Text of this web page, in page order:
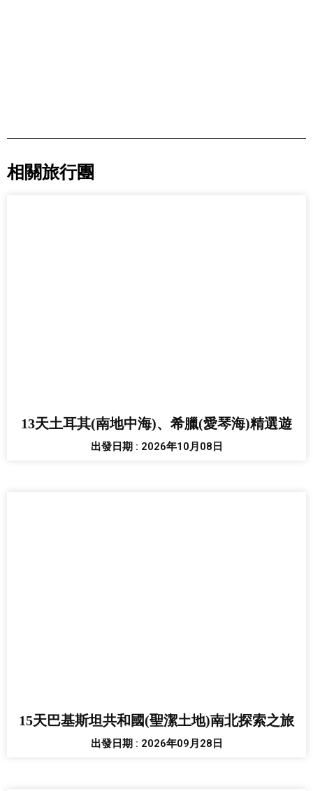
相關旅行團
13天土耳其(南地中海)、希臘(愛琴海)精選遊
出發日期 : 2026年10月08日
15天巴基斯坦共和國(聖潔土地)南北探索之旅
出發日期 : 2026年09月28日